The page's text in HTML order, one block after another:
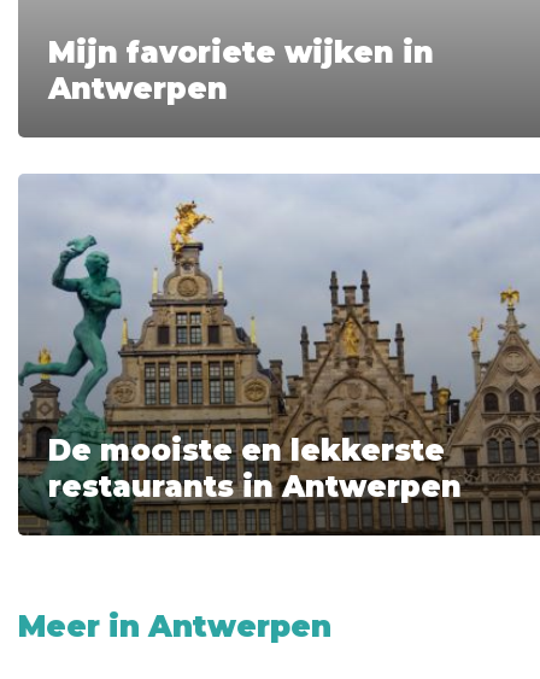
Mijn favoriete wijken in
Antwerpen
De mooiste en lekkerste
restaurants in Antwerpen
Meer in Antwerpen